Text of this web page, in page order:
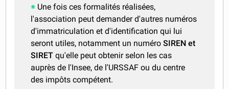
Une fois ces formalités réalisées,
l'association peut demander d'autres numéros
d'immatriculation et d'identification qui lui
seront utiles, notamment un numéroSIREN et
SIRET qu'elle peut obtenir selon les cas
auprès de l'Insee, de l'URSSAF ou du centre
des impôts compétent.